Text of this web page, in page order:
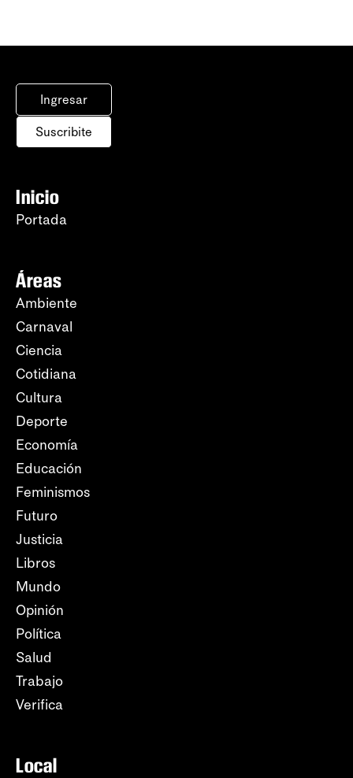
Ingresar
Suscribite
Inicio
Portada
Áreas
Ambiente
Carnaval
Ciencia
Cotidiana
Cultura
Deporte
Economía
Educación
Feminismos
Futuro
Justicia
Libros
Mundo
Opinión
Política
Salud
Trabajo
Verifica
Local